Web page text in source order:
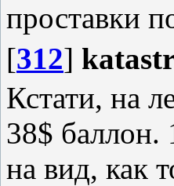
проставки
[312]
Кстати, на
38$ баллон.
на вид, как